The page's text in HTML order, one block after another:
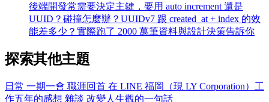
後端開發常需要決定主鍵，要用 auto increment 還是
UUID？碰撞怎麼辦？UUIDv7 跟 created_at + index 的效
能差多少？實際跑了 2000 萬筆資料與設計決策告訴你
探索其他主題
日常 一期一會 職涯回首 在 LINE 福岡（現 LY Corporation）工
作五年的感想 雜談 改變人生觀的一句話